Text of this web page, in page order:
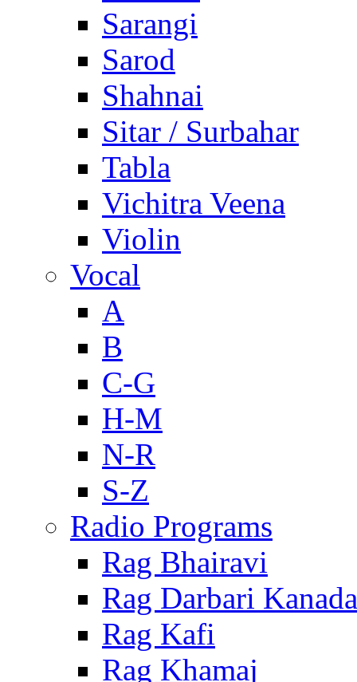
Sarangi
Sarod
Shahnai
Sitar / Surbahar
Tabla
Vichitra Veena
Violin
Vocal
A
B
C-G
H-M
N-R
S-Z
Radio Programs
Rag Bhairavi
Rag Darbari Kanada
Rag Kafi
Rag Khamaj